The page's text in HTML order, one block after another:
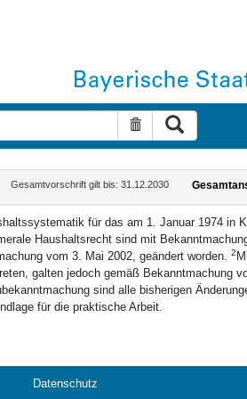
Suche zurücksetzen
Gesamtvorschrift gilt bis: 31.12.2030
für das am 1. Januar 1974 in
Haushaltsrecht sind mit
vom 3. Mai 2002, geändert worden. 2
galten jedoch gemäß Bekanntmachung
sind alle bisherigen
für die praktische Arbeit.
Datenschutz